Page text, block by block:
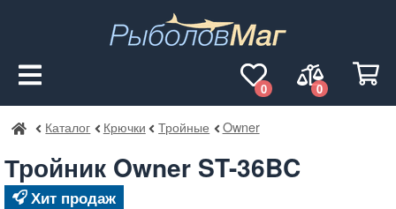
0
0
РыболовМаг
Каталог Крючки Тройные Owner
Тройник Owner ST-36BC
Хит продаж